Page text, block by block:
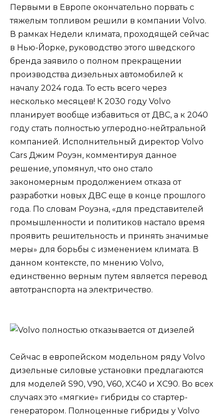
Первыми в Европе окончательно порвать с
тяжелым топливом решили в компании Volvo.
В рамках Недели климата, проходящей сейчас
в Нью-Йорке, руководство этого шведского
бренда заявило о полном прекращении
производства дизельных автомобилей к
началу 2024 года. То есть всего через
несколько месяцев! К 2030 году Volvo
планирует вообще избавиться от ДВС, а к 2040
году стать полностью углеродно-нейтральной
компанией. Исполнительный директор Volvo
Cars Джим Роуэн, комментируя данное
решение, упомянул, что оно стало
закономерным продолжением отказа от
разработки новых ДВС еще в конце прошлого
года. По словам Роуэна, «для представителей
промышленности и политиков настало время
проявить решительность и принять значимые
меры» для борьбы с изменением климата. В
данном контексте, по мнению Volvo,
единственно верным путем является перевод
автотранспорта на электричество.
Сейчас в европейском модельном ряду Volvo
дизельные силовые установки предлагаются
для моделей S90, V90, V60, XC40 и XC90. Во всех
случаях это «мягкие» гибриды со стартер-
генератором. Полноценные гибриды у Volvo